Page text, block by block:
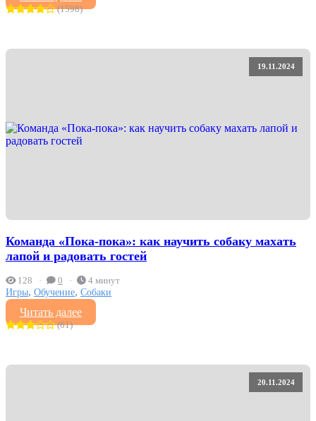
(1598)
19.11.2024
Команда «Пока-пока»: как научить собаку махать
лапой и радовать гостей
128 0 4 минут
Игры, Обучение, Собаки
Читать далее
(61)
20.11.2024